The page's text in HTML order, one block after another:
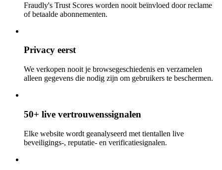
Fraudly's Trust Scores worden nooit beïnvloed door reclame
of betaalde abonnementen.
Privacy eerst
We verkopen nooit je browsegeschiedenis en verzamelen
alleen gegevens die nodig zijn om gebruikers te beschermen.
50+ live vertrouwenssignalen
Elke website wordt geanalyseerd met tientallen live
beveiligings-, reputatie- en verificatiesignalen.